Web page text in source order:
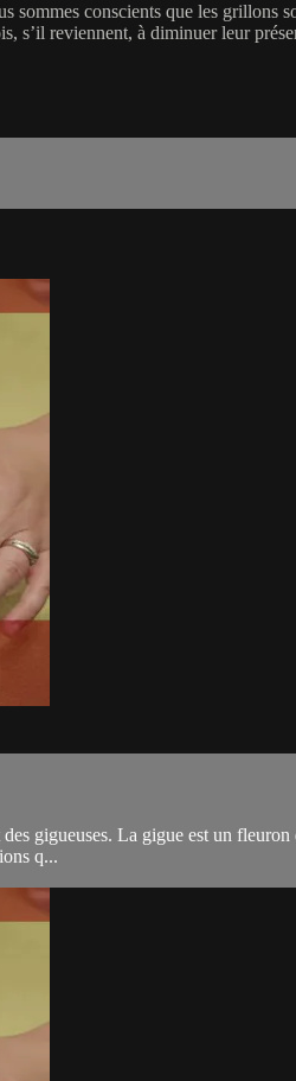
conscients que les grillons
s’il reviennent, à diminuer leur
gigueuses. La gigue est un
q...